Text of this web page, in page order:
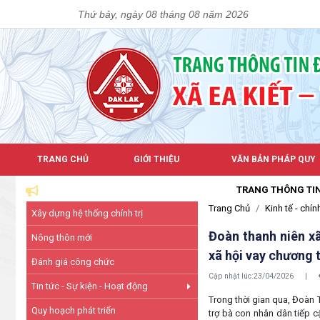
Thứ bảy, ngày 08 tháng 08 năm 2026
TRANG CHỦ GIỚI THIỆU VĂN BẢN PHÁP QUY
TRANG THÔNG TIN ĐIỆN TỬ
Xây dựng hệ thống chính trị
Nông thôn mới
Đánh giá công chức
Tin tức - Sự kiện - Hoạt động
Quy hoạch phát triển
Trang Chủ Kinh tế -
Đoàn thanh niên
xã hội vay chương
Cập nhật lúc:23/04/2026 |
Trong thời gian qua, Đoàn
trợ bà con nhân dân tiếp